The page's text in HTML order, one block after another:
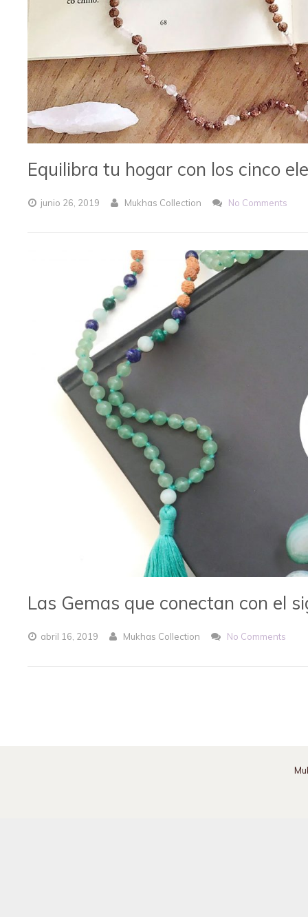
Equilibra tu hogar con los cinco
junio 26, 2019 Mukhas Collection No Comments
Las Gemas que conectan con el
abril 16, 2019 Mukhas Collection No Comments